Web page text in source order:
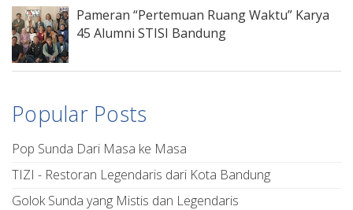
Pameran “Pertemuan Ruang Waktu” Karya
45 Alumni STISI Bandung
Popular Posts
Pop Sunda Dari Masa ke Masa
TIZI - Restoran Legendaris dari Kota Bandung
Golok Sunda yang Mistis dan Legendaris